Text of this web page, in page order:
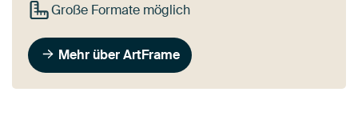
Große Formate möglich
Mehr über ArtFrame